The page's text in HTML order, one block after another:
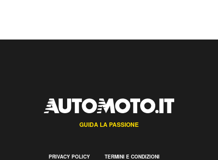
GUIDA LA PASSIONE
PRIVACY POLICY TERMINI E CONDIZIONI